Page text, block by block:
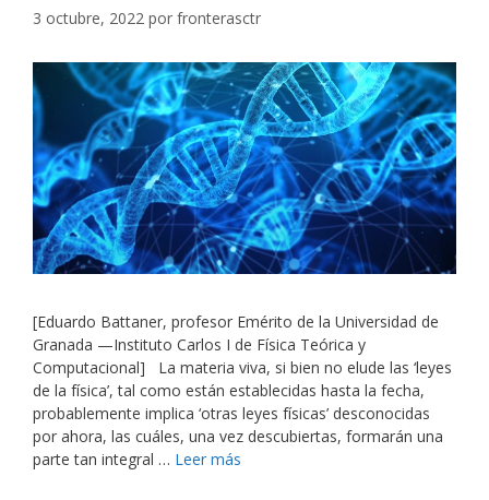
3 octubre, 2022 por fronterasctr
[Eduardo Battaner, profesor Emérito de la Universidad de
Granada —Instituto Carlos I de Física Teórica y
Computacional] La materia viva, si bien no elude las ‘leyes
de la física’, tal como están establecidas hasta la fecha,
probablemente implica ‘otras leyes físicas’ desconocidas
por ahora, las cuáles, una vez descubiertas, formarán una
parte tan integral … Leer más